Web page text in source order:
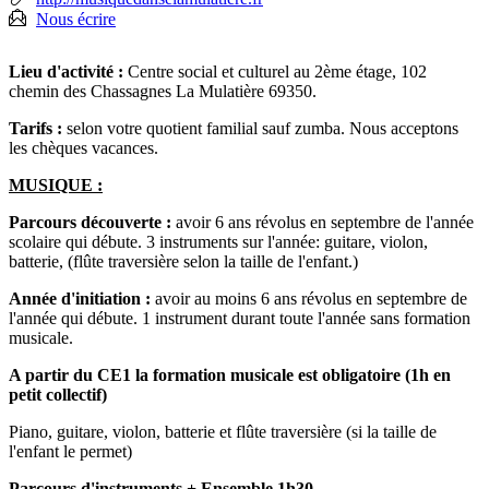
Nous écrire
Lieu d'activité : Centre social et culturel au 2ème étage, 102
chemin des Chassagnes La Mulatière 69350.
Tarifs : selon votre quotient familial sauf zumba. Nous acceptons
les chèques vacances.
MUSIQUE :
Parcours découverte : avoir 6 ans révolus en septembre de l'année
scolaire qui débute. 3 instruments sur l'année: guitare, violon,
batterie, (flûte traversière selon la taille de l'enfant.)
Année d'initiation : avoir au moins 6 ans révolus en septembre de
l'année qui débute. 1 instrument durant toute l'année sans formation
musicale.
A partir du CE1 la formation musicale est obligatoire (1h en
petit collectif)
Piano, guitare, violon, batterie et flûte traversière (si la taille de
l'enfant le permet)